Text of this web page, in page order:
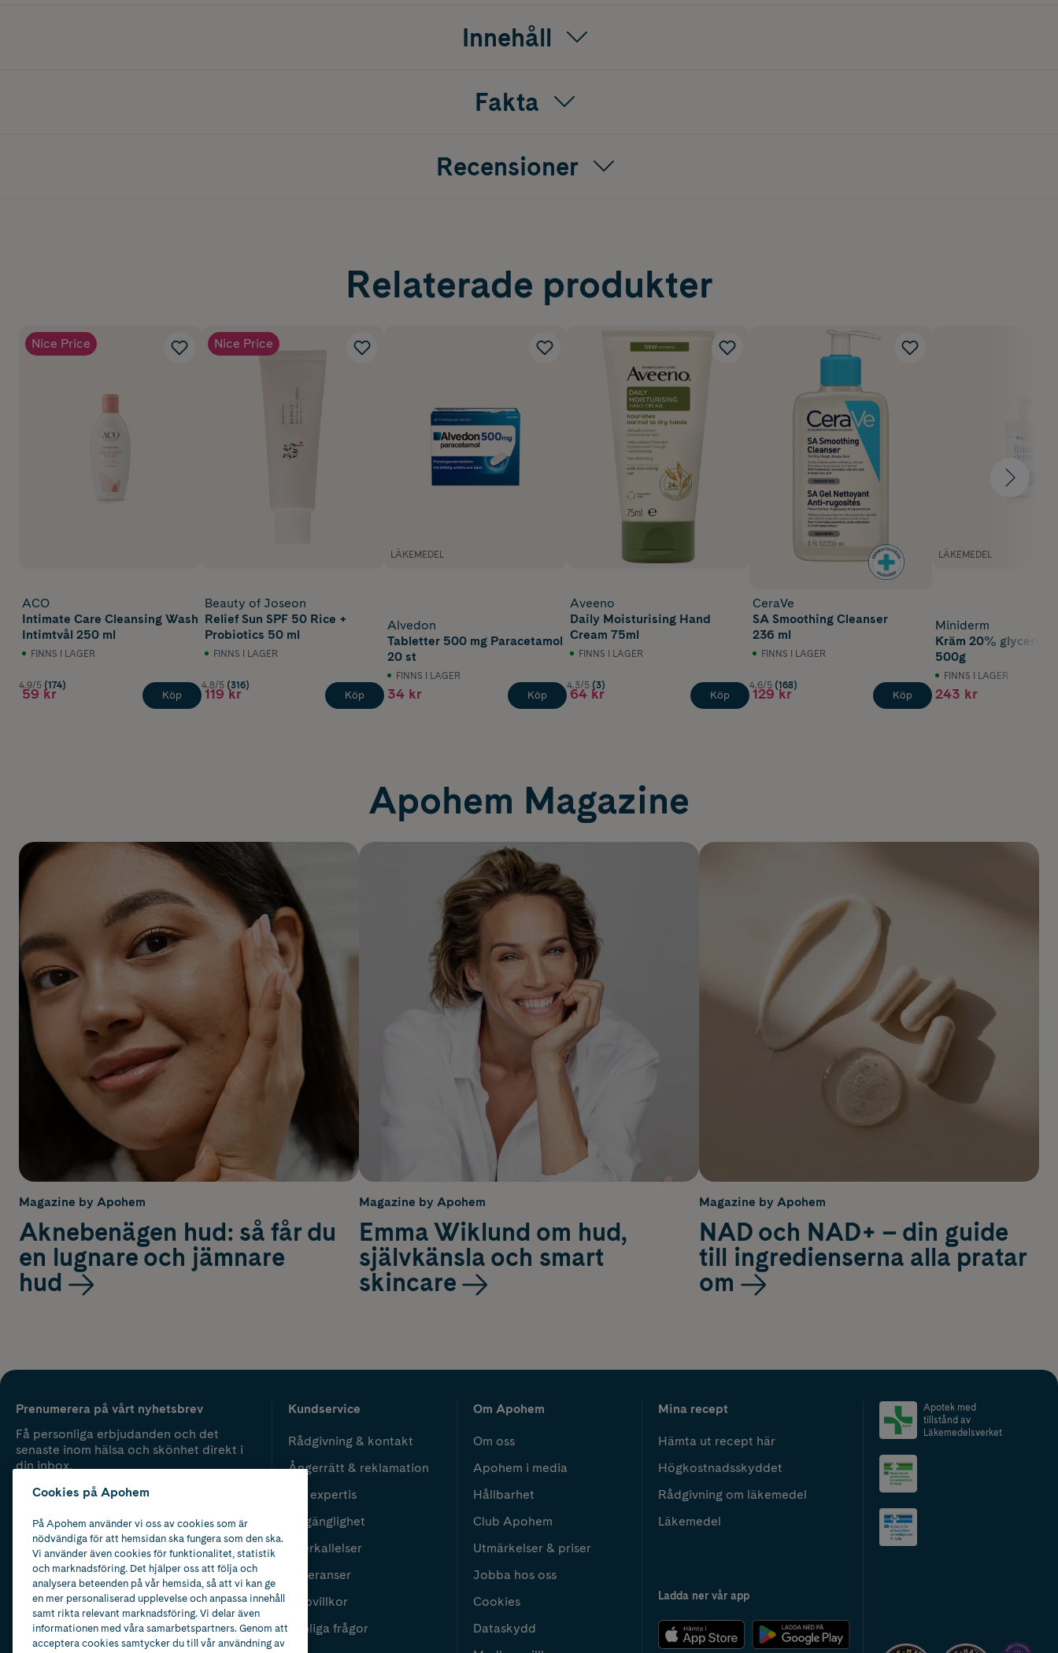
Innehåll
Fakta
Recensioner
Relaterade produkter
Nice Price
ACO
Intimate Care Cleansing Wash
Intimtvål 250 ml
FINNS I LAGER
4.9/5 (174)
59 kr Köp
Nice Price
Beauty of Joseon
Relief Sun SPF 50 Rice +
Probiotics 50 ml
FINNS I LAGER
4.8/5 (316)
119 kr Köp
LÄKEMEDEL
Alvedon
Tabletter 500 mg Paracetamol
20 st
FINNS I LAGER
34 kr Köp
Aveeno
Daily Moisturising Hand
Cream 75ml
FINNS I LAGER
4.3/5 (3)
64 kr Köp
CeraVe
SA Smoothing Cleanser
236 ml
FINNS I LAGER
4.6/5 (168)
129 kr Köp
LÄKEMEDEL
Miniderm
Kräm 20% glycerol
500g
FINNS I LAGER
243 kr
Apohem Magazine
Magazine by Apohem
Aknebenägen hud: så får du
en lugnare och jämnare
hud
Magazine by Apohem
Emma Wiklund om hud,
självkänsla och smart
skincare
Magazine by Apohem
NAD och NAD+ – din guide
till ingredienserna alla pratar
om
Prenumerera på vårt nyhetsbrev
Få personliga erbjudanden och det
senaste inom hälsa och skönhet direkt i
din inbox.
Kundservice
Rådgivning & kontakt
Ångerrätt & reklamation
Vår expertis
Tillgänglighet
Återkallelser
Leveranser
Köpvillkor
Vanliga frågor
Om Apohem
Om oss
Apohem i media
Hållbarhet
Club Apohem
Utmärkelser & priser
Jobba hos oss
Cookies
Dataskydd
Mina recept
Hämta ut recept här
Högkostnadsskyddet
Rådgivning om läkemedel
Läkemedel
Ladda ner vår app
Apotek med
tillstånd av
Läkemedelsverket
Cookies på Apohem
På Apohem använder vi oss av cookies som är
nödvändiga för att hemsidan ska fungera som den ska.
Vi använder även cookies för funktionalitet, statistik
och marknadsföring. Det hjälper oss att följa och
analysera beteenden på vår hemsida, så att vi kan ge
en mer personaliserad upplevelse och anpassa innehåll
samt rikta relevant marknadsföring. Vi delar även
informationen med våra samarbetspartners. Genom att
acceptera cookies samtycker du till vår användning av